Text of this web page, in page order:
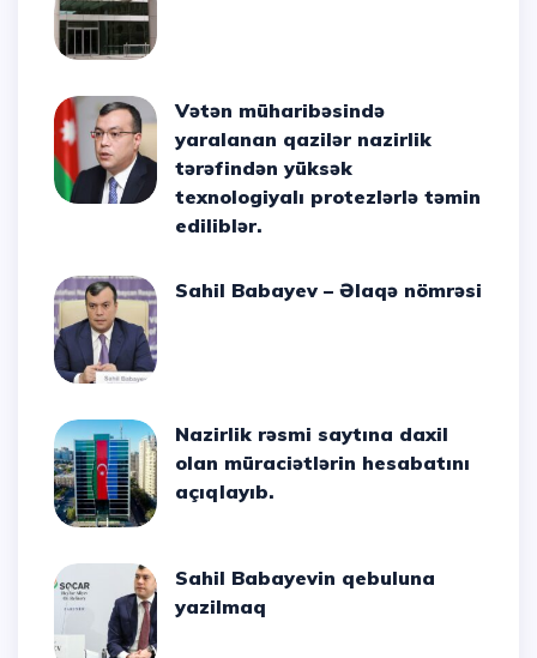
Vətən müharibəsində
yaralanan qazilər nazirlik
tərəfindən yüksək
texnologiyalı protezlərlə təmin
ediliblər.
Sahil Babayev – Əlaqə nömrəsi
Nazirlik rəsmi saytına daxil
olan müraciətlərin hesabatını
açıqlayıb.
Sahil Babayevin qebuluna
yazilmaq